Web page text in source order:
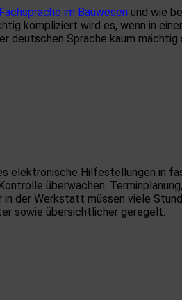
im Bauwesen und wie
kompliziert wird es, wenn in
Sprache kaum
Hilfestellungen in
überwachen.
der Werkstatt müssen viele
sowie übersichtlicher geregelt.